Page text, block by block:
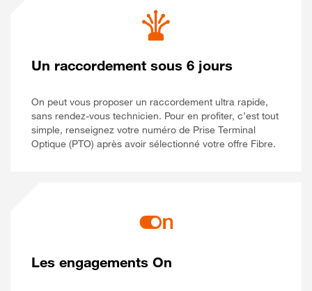
Un raccordement sous 6 jours
On peut vous proposer un raccordement ultra rapide,
sans rendez-vous technicien. Pour en profiter, c’est tout
simple, renseignez votre numéro de Prise Terminal
Optique (PTO) après avoir sélectionné votre offre Fibre.
Les engagements On